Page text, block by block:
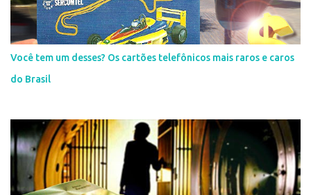
Você tem um desses? Os cartões telefônicos mais raros e caros
do Brasil